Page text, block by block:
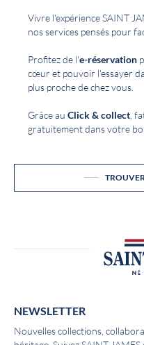
Vivre l'expérience SAINT
nos services pensés pour
Profitez de l'e-réservation
cœur et pouvoir l'essayer
plus proche de chez vous.
Grâce au Click & collect ,
gratuitement dans votre
NEWSLETTER
Nouvelles collections,